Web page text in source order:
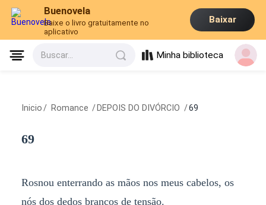
Buenovela
Baixe o livro gratuitamente no
aplicativo
Baixar
Buscar... Minha biblioteca
Inicio / Romance / DEPOIS DO DIVÓRCIO /69
69
Rosnou enterrando as mãos nos meus cabelos, os
nós dos dedos brancos de tensão.